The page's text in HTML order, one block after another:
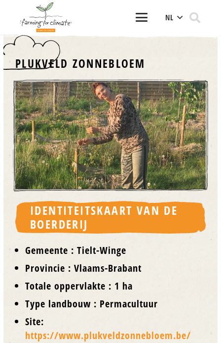
NL
PLUKVELD ZONNEBLOEM
IDENTITEITSKAART VAN DE
BOERDERIJ
Gemeente : Tielt-Winge
Provincie : Vlaams-Brabant
Totale oppervlakte : 1 ha
Type landbouw : Permacultuur
Site:
https://www.plukveldzonnebloem.be/